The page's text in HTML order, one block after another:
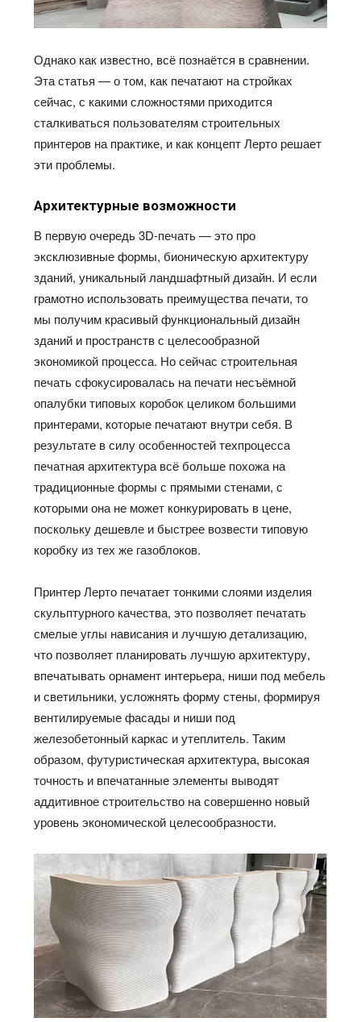
Однако как известно, всё познаётся в сравнении.
Эта статья — о том, как печатают на стройках
сейчас, с какими сложностями приходится
сталкиваться пользователям строительных
принтеров на практике, и как концептЛерто решает
эти проблемы.
Архитектурные возможности
В первую очередь 3D-печать — это про
эксклюзивные формы, бионическую архитектуру
зданий, уникальный ландшафтный дизайн. И если
грамотно использовать преимущества печати, то
мы получим красивый функциональный дизайн
зданий и пространств с целесообразной
экономикой процесса. Носейчас строительная
печать сфокусировалась на печати несъёмной
опалубки типовых коробок целиком большими
принтерами, которые печатают внутри себя. В
результате всилуособенностей техпроцесса
печатнаяархитектуравсё больше похожа на
традиционныеформы с прямыми стенами, с
которыми онане может конкурировать в цене,
поскольку дешевле и быстрее возвести типовую
коробку из тех же газоблоков.
ПринтерЛерто печатает тонкими слоями изделия
скульптурного качества, это позволяет печатать
смелые углы нависания и лучшую детализацию,
что позволяет планировать лучшую архитектуру,
впечатывать орнамент интерьера, ниши под мебель
и светильники, усложнять формустены, формируя
вентилируемые фасады и ниши под
железобетонный каркас и утеплитель. Таким
образом, футуристическая архитектура, высокая
точность и впечатанные элементы выводят
аддитивное строительство на совершенно новый
уровень экономической целесообразности.